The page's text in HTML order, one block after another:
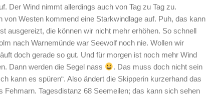
Der Wind nimmt allerdings auch von Tag zu Tag zu.
von Westen kommend eine Starkwindlage auf. Puh, das kann
ausgereizt, die können wir nicht mehr erhöhen. So schnell
nach Warnemünde war Seewolf noch nie. Wollen wir
doch gerade so gut. Und für morgen ist noch mehr Wind
Dann werden die Segel nass
. Das muss doch nicht sein
kann es spüren“. Also ändert die Skipperin kurzerhand das
Fehmarn. Tagesdistanz 68 Seemeilen; das kann sich sehen